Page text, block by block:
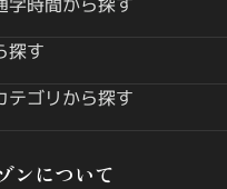
探す
テゴリから探す
ンについて